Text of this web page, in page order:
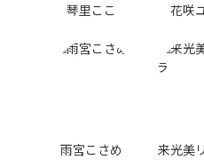
琴里ここ 花咲
雨宮こさめ 来光美